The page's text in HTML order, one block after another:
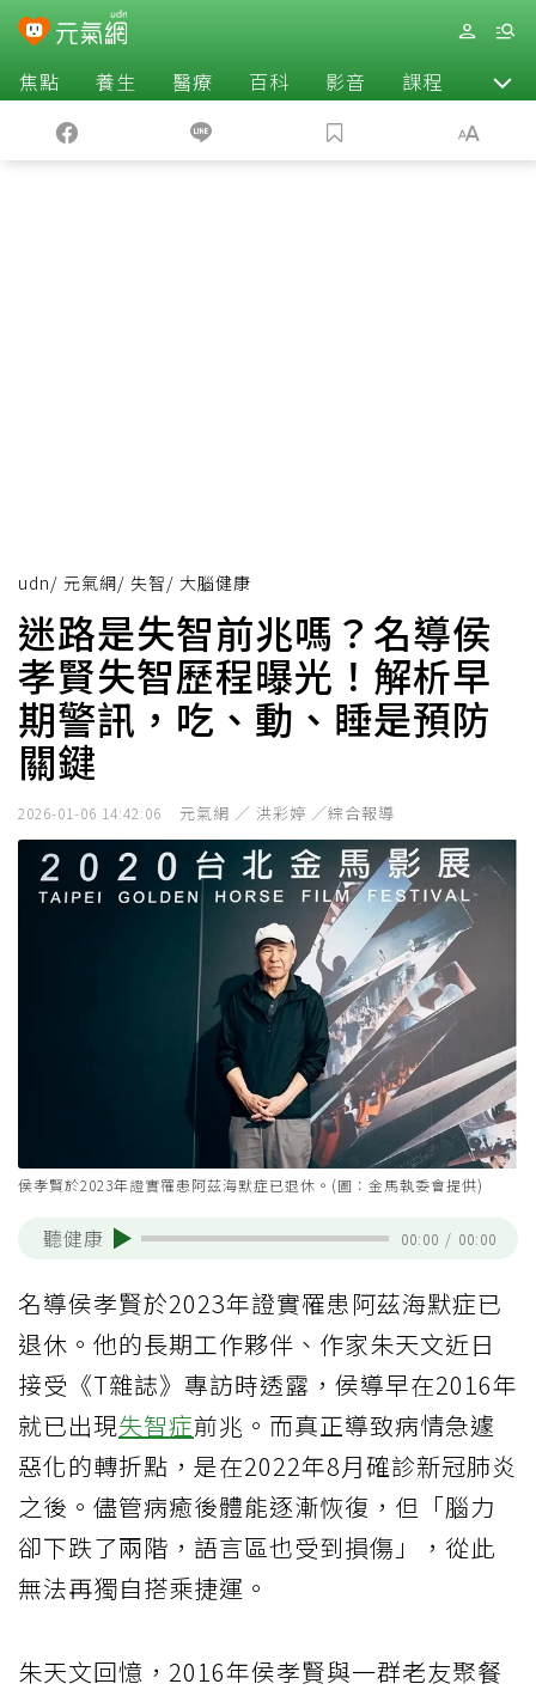
焦點 養生 醫療 百科 影音 課程 退休
udn/ 元氣網/ 失智/ 大腦健康
迷路是失智前兆嗎？名導侯
孝賢失智歷程曝光！解析早
期警訊，吃、動、睡是預防
關鍵
2026-01-06 14:42:06 元氣網 ／ 洪彩婷 ／綜合報導
侯孝賢於2023年證實罹患阿茲海默症已退休。(圖：金馬執委會提供)
聽健康 00:00 / 00:00
名導侯孝賢於2023年證實罹患阿茲海默症已
退休。他的長期工作夥伴、作家朱天文近日
接受《T雜誌》專訪時透露，侯導早在2016年
就已出現失智症前兆。而真正導致病情急遽
惡化的轉折點，是在2022年8月確診新冠肺炎
之後。儘管病癒後體能逐漸恢復，但「腦力
卻下跌了兩階，語言區也受到損傷」，從此
無法再獨自搭乘捷運。
朱天文回憶，2016年侯孝賢與一群老友聚餐